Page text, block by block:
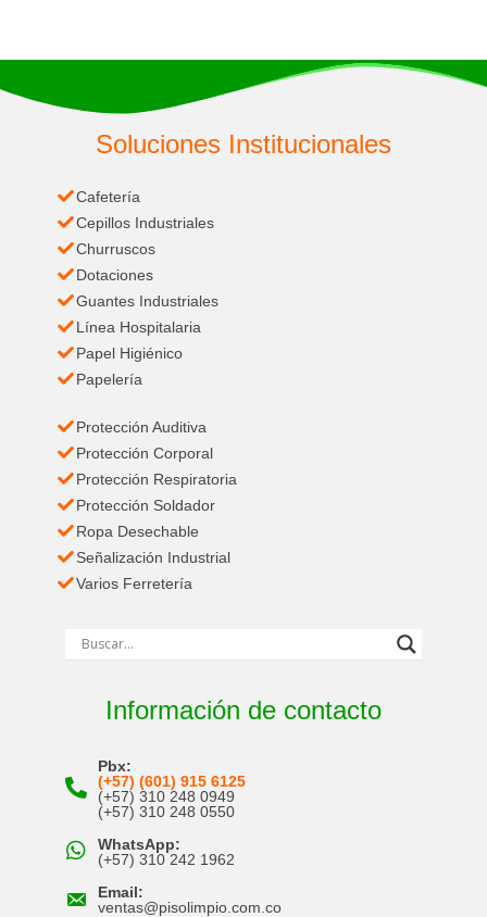
Soluciones Institucionales
Cafetería
Cepillos Industriales
Churruscos
Dotaciones
Guantes Industriales
Línea Hospitalaria
Papel Higiénico
Papelería
Protección Auditiva
Protección Corporal
Protección Respiratoria
Protección Soldador
Ropa Desechable
Señalización Industrial
Varios Ferretería
Información de contacto
Pbx:
(+57) (601) 915 6125
(+57) 310 248 0949
(+57) 310 248 0550
WhatsApp:
(+57) 310 242 1962
Email:
ventas@pisolimpio.com.co